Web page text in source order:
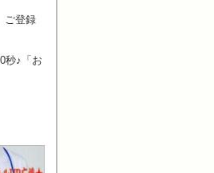
ご登録
秒♪「お